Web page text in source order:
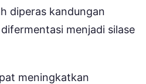
diperas kandungan
menjadi silase
meningkatkan